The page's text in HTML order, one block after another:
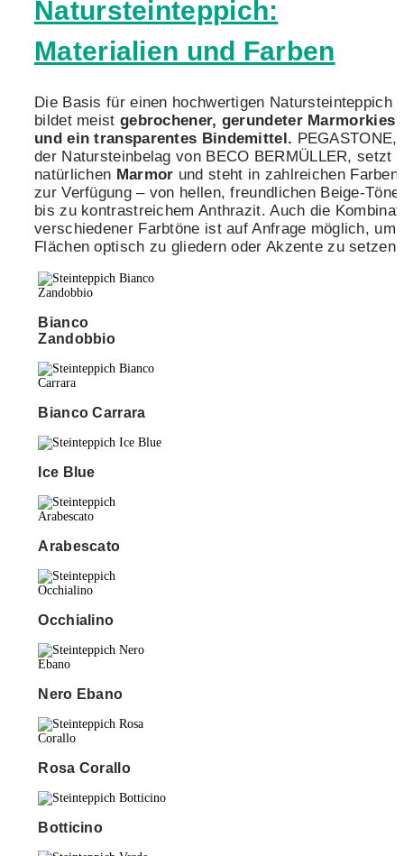
Natursteinteppich:
Materialien und Farben
Die Basis für einen hochwertigen Natursteinteppich
bildet meist gebrochener, gerundeter Marmorkies
und ein transparentes Bindemittel. PEGASTONE,
der Natursteinbelag von BECO BERMÜLLER, setzt
natürlichen Marmor und steht in zahlreichen Farben
zur Verfügung – von hellen, freundlichen Beige-
bis zu kontrastreichem Anthrazit. Auch die
verschiedener Farbtöne ist auf Anfrage möglich, um
Flächen optisch zu gliedern oder Akzente zu setzen.
Bianco
Zandobbio
Bianco Carrara
Ice Blue
Arabescato
Occhialino
Nero Ebano
Rosa Corallo
Botticino